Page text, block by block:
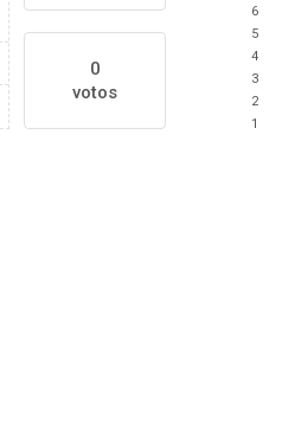
0
votos
6
5
4
3
2
1